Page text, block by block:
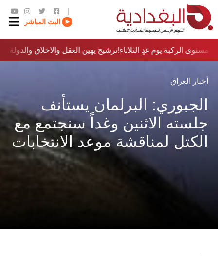
البث المباشر
ترشيح يهين العقل والاخلاق والدولة…؟!مستوى الركبة يوم غدٍ الثلاثاء
أخبار العراق
الجبوري: البرلمان يستأنف
جلسته الاثنين وغداً سنجتمع مع
الكتل لمناقشة موعد الانتخابات